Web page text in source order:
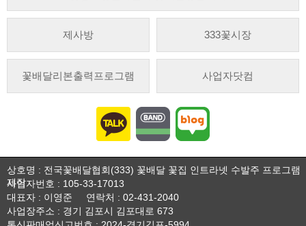
제사방 333꽃시장
꽃배달리본출력프로그램 사업자닷컴
상호명 : 전국꽃배달협회(333) 꽃배달 꽃집 인트라넷 수발주 프로그램
제작
사업자번호 : 105-33-17013
대표자 : 이영준
연락처 : 02-431-2040
사업장주소 : 경기 김포시 김포대로 673